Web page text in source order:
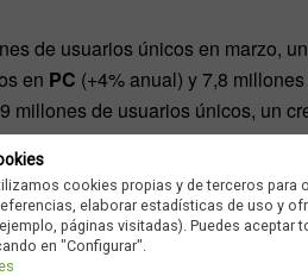
de usuarios únicos en marzo,
en PC (+4% anual) y 7,8
millones de usuarios únicos, un
6,3 millones en dispositivos
cookies propias y de terceros
elaborar estadísticas de uso y
páginas visitadas). Puedes aceptar
en "Configurar".